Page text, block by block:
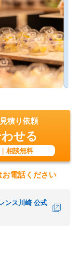
積り依頼
せる
相談無料
電話ください
ンス川崎 公式